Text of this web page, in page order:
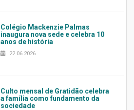
Colégio Mackenzie Palmas
inaugura nova sede e celebra 10
anos de história
22.06.2026
Culto mensal de Gratidão celebra
a família como fundamento da
sociedade